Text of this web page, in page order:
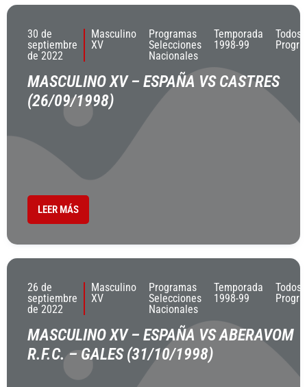
30 de
septiembre
de 2022
Masculino
XV
Programas
Selecciones
Nacionales
Temporada
1998-99
Todos
MASCULINO XV – ESPAÑA VS CASTRES
(26/09/1998)
LEER MÁS
26 de
septiembre
de 2022
Masculino
XV
Programas
Selecciones
Nacionales
Temporada
1998-99
Todos
MASCULINO XV – ESPAÑA VS ABERAVOM
R.F.C. – GALES (31/10/1998)